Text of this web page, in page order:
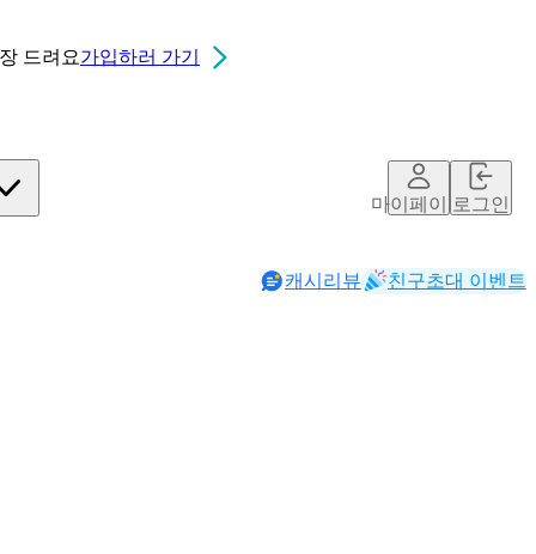
드려요가입하러 가기
마이페이지로그인
캐시리뷰 친구초대 이벤트